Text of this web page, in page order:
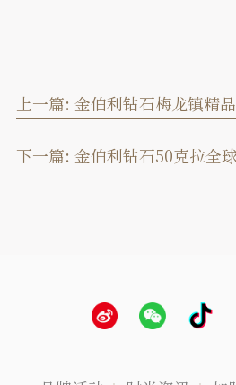
上一篇: 金伯利钻石梅龙镇精品店盛
下一篇: 金伯利钻石50克拉全球